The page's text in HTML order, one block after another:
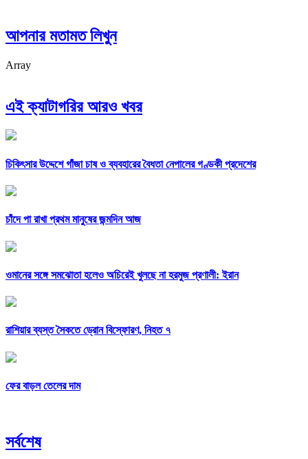
আপনার মতামত লিখুন
Array
এই ক্যাটাগরির আরও খবর
চিকিৎসার উদ্দেশে গাঁজা চাষ ও ব্যবহারের বৈধতা নেপালের গণ্ডকী প্রদেশের
চাঁদে পা রাখা প্রথম মানুষের জন্মদিন আজ
ওমানের সঙ্গে সমঝোতা হলেও অচিরেই খুলছে না হরমুজ প্রণালী: ইরান
রাশিয়ার ব্যস্ত সৈকতে ড্রোন বিস্ফোরণ, নিহত ৭
ফের বাড়ল তেলের দাম
সর্বশেষ